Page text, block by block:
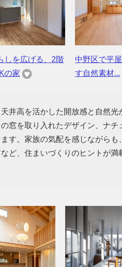
しを広げる、2階
の家
中野区で平
す自然素材...
井高を活かした開放感と自然
窓を取り入れたデザイン、ナ
す。家族の気配を感じながら
ど、住まいづくりのヒントが